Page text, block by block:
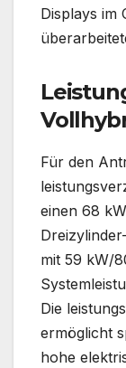
Displays im
Für den
einen 68
mit 59 kW/
Die
ermöglicht
hohe